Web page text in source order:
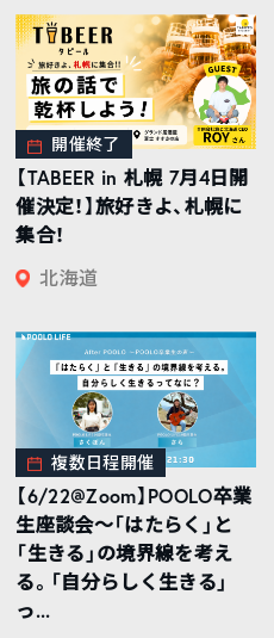
開催終了
【TABEER in 札幌 7月4日開
催決定！】旅好きよ、札幌に
集合！
北海道
複数日程開催
【6/22@Zoom】POOLO卒業
生座談会〜「はたらく」と
「生きる」の境界線を考え
る。「自分らしく生きる」
っ...